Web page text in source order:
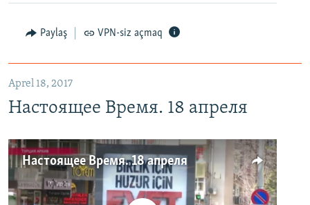
Paylaş VPN-siz açmaq
Aprel 18, 2017
Настоящее Время. 18 апреля
Настоящее Время. 18 апреля